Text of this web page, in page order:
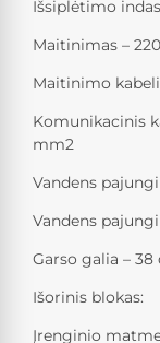
Išsiplėtimo
Maitinimas –
Maitinimo
Komunikacinis
mm2
Vandens
Vandens
Garso galia – 38
Išorinis blokas:
Įrenginio